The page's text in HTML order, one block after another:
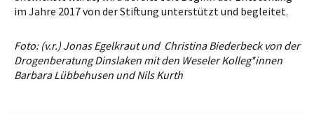
im Jahre 2017 von der Stiftung unterstützt und begleitet.
Foto: (v.r.) Jonas Egelkraut und Christina Biederbeck von der
Drogenberatung Dinslaken mit den Weseler Kolleg*innen
Barbara Lübbehusen und Nils Kurth